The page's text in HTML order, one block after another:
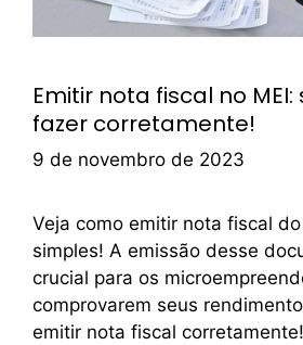
Emitir nota fiscal no
fazer corretamente!
9 de novembro de 2023
Veja como emitir nota fiscal
simples! A emissão desse
crucial para os
comprovarem seus
emitir nota fiscal